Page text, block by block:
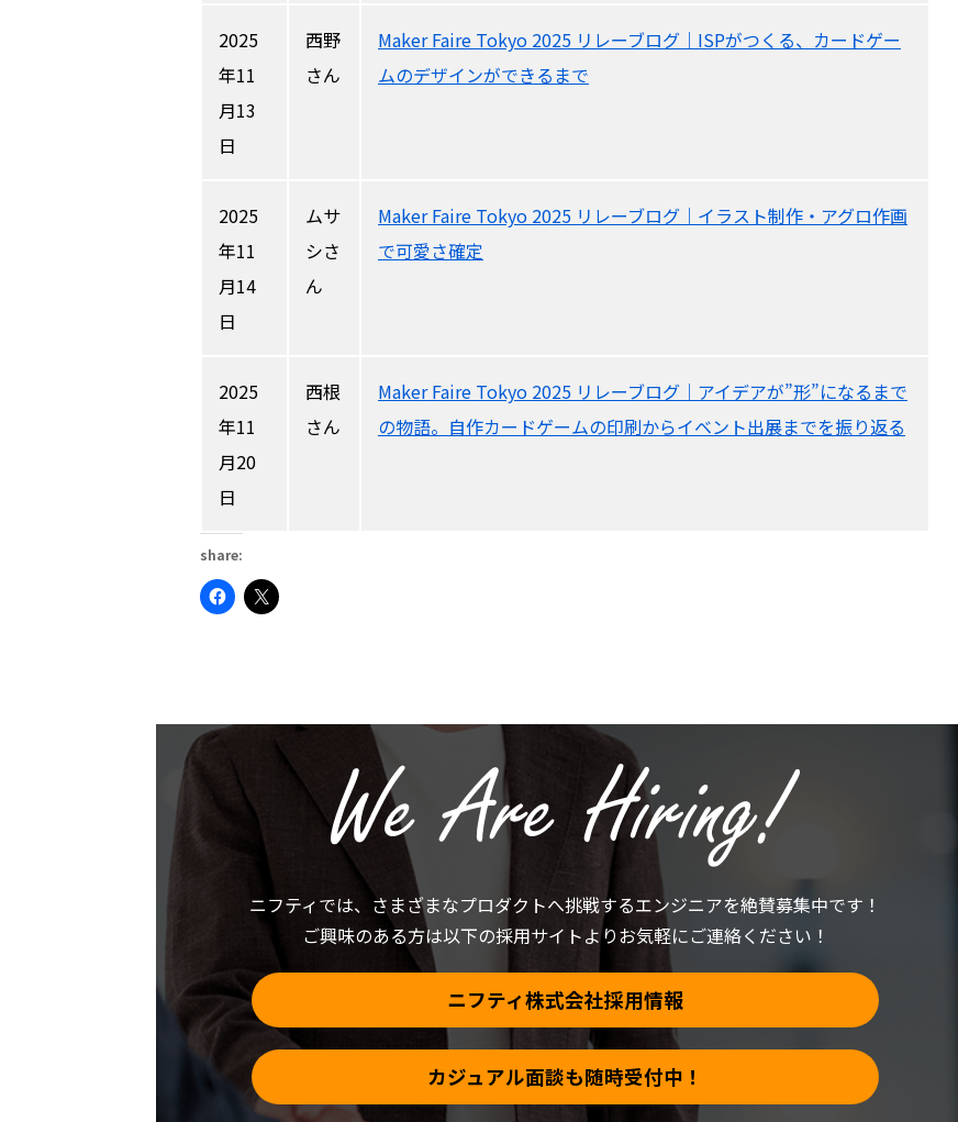
2025
年11
月13
日
西野
さん
Maker Faire Tokyo 2025 リレーブログ｜ISPがつくる、カードゲー
ムのデザインができるまで
2025
年11
月14
日
ムサ
シさ
ん
Maker Faire Tokyo 2025 リレーブログ｜イラスト制作・アグロ作画
で可愛さ確定
2025
年11
月20
日
西根
さん
Maker Faire Tokyo 2025 リレーブログ｜アイデアが”形”になるまで
の物語。自作カードゲームの印刷からイベント出展までを振り返る
share:
Facebook
で
リ
き
ク
リ
有
し
き
す)
ニフティでは、 さまざまなプロダクトへ挑戦するエンジニアを絶賛募集中です！
ご興味のある方は以下の採用サイトよりお気軽にご連絡ください！
ニフティ株式会社採用情報
カジュアル面談も随時受付中！